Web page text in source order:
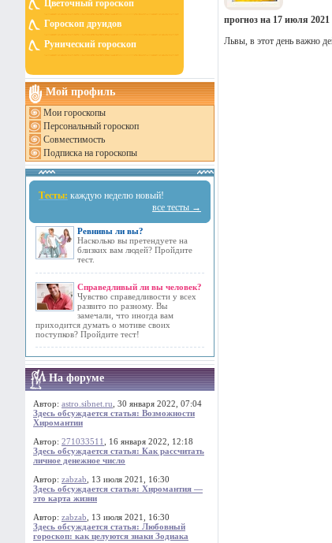
Цветочный гороскоп
Гороскоп друидов
Рунический гороскоп
Мой профиль
Мои гороскопы
Персональный гороскоп
Совместимость
Подписка на гороскопы
Тесты: каждую неделю новый!
все тесты →
Ревнивы ли вы?
Насколько вы претендуете на
близких вам людей? Пройдите
тест.
Справедливый ли вы человек?
Чувство справедливости у всех
развито по разному. Вы
замечали, что иногда вам
приходится думать о мотиве своих
поступков? Пройдите тест!
На форуме
Автор: astro.sibnet.ru , 30 января 2022, 07:04
Здесь обсуждается статья: Возможности
Хиромантии
Автор: 271033511
, 16 января 2022, 12:18
Здесь обсуждается статья: Как рассчитать
личное денежное число
Автор: zabzab , 13 июля 2021, 16:30
Здесь обсуждается статья: Хиромантия —
это карта жизни
Автор: zabzab , 13 июля 2021, 16:30
Здесь обсуждается статья: Любовный
гороскоп: как целуются знаки Зодиака
прогноз на 17 июля 2021
Львы, в этот день важно